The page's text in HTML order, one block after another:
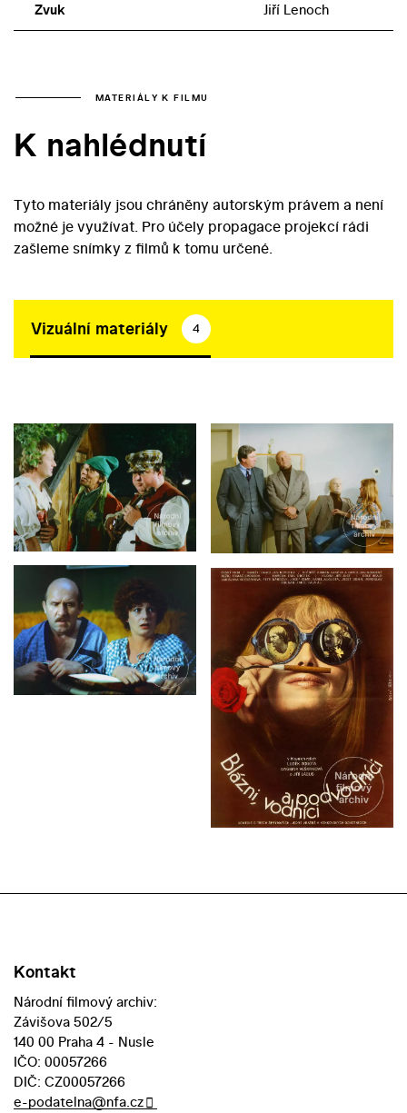
Zvuk Jiří Lenoch
MATERIÁLY K FILMU
K nahlédnutí
Tyto materiály jsou chráněny autorským právem a není
možné je využívat. Pro účely propagace projekcí rádi
zašleme snímky z filmů k tomu určené.
Vizuální materiály 4
Kontakt
Národní filmový archiv:
Závišova 502/5
140 00 Praha 4 - Nusle
IČO: 00057266
DIČ: CZ00057266
e-podatelna@nfa.cz